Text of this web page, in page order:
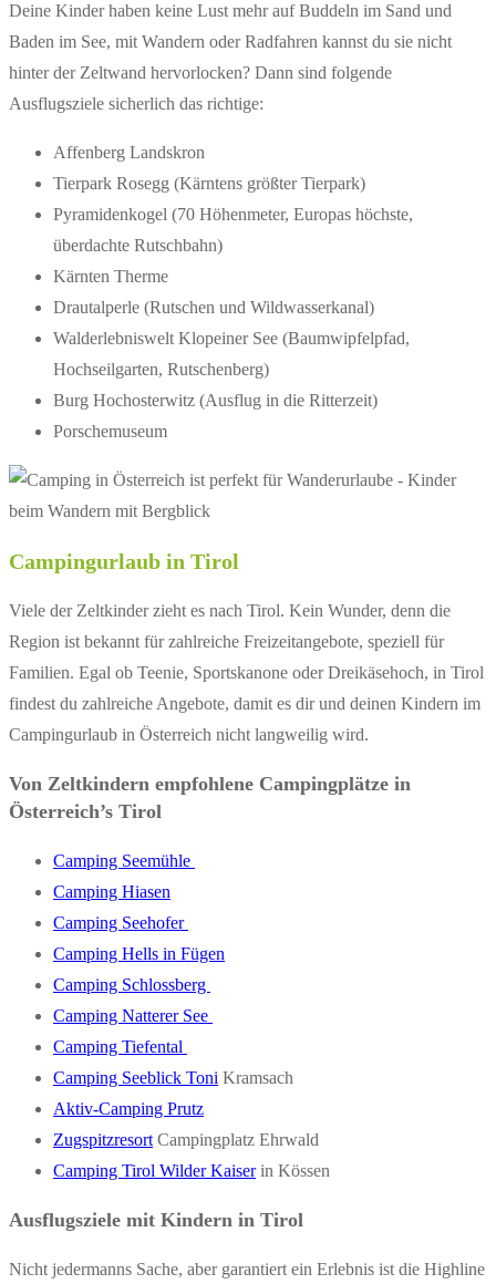
Deine Kinder haben keine Lust mehr auf Buddeln im Sand und
Baden im See, mit Wandern oder Radfahren kannst du sie nicht
hinter der Zeltwand hervorlocken? Dann sind folgende
Ausflugsziele sicherlich das richtige:
Affenberg Landskron
Tierpark Rosegg (Kärntens größter Tierpark)
Pyramidenkogel (70 Höhenmeter, Europas höchste,
überdachte Rutschbahn)
Kärnten Therme
Drautalperle (Rutschen und Wildwasserkanal)
Walderlebniswelt Klopeiner See (Baumwipfelpfad,
Hochseilgarten, Rutschenberg)
Burg Hochosterwitz (Ausflug in die Ritterzeit)
Porschemuseum
Campingurlaub in Tirol
Viele der Zeltkinder zieht es nach Tirol. Kein Wunder, denn die
Region ist bekannt für zahlreiche Freizeitangebote, speziell für
Familien. Egal ob Teenie, Sportskanone oder Dreikäsehoch, in Tirol
findest du zahlreiche Angebote, damit es dir und deinen Kindern im
Campingurlaub in Österreich nicht langweilig wird.
Von Zeltkindern empfohlene Campingplätze in
Österreich’s Tirol
Camping Seemühle
Camping Hiasen
Camping Seehofer
Camping Hells in Fügen
Camping Schlossberg
Camping Natterer See
Camping Tiefental
Camping Seeblick Toni Kramsach
Aktiv-Camping Prutz
Zugspitzresort Campingplatz Ehrwald
Camping Tirol Wilder Kaiserin Kössen
Ausflugsziele mit Kindern in Tirol
Nicht jedermanns Sache, aber garantiert ein Erlebnis ist die Highline